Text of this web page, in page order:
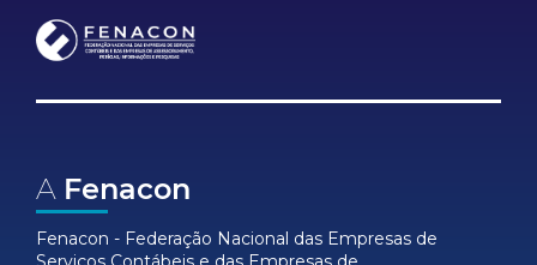
A Fenacon
Fenacon - Federação Nacional das Empresas de